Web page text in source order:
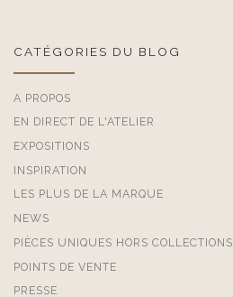
CATÉGORIES DU BLOG
A PROPOS
EN DIRECT DE L'ATELIER
EXPOSITIONS
INSPIRATION
LES PLUS DE LA MARQUE
NEWS
PIÈCES UNIQUES HORS COLLECTIONS
POINTS DE VENTE
PRESSE